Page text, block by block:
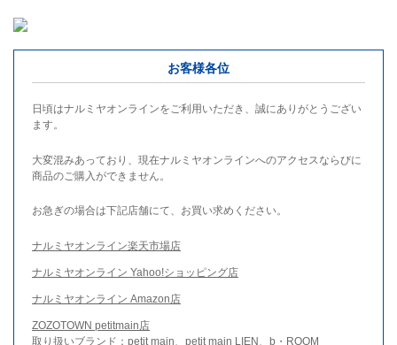
お客様各位
日頃はナルミヤオンラインをご利用いただき、誠にありがとうござい
ます。
大変混みあっており、現在ナルミヤオンラインへのアクセスならびに
商品のご購入ができません。
お急ぎの場合は下記店舗にて、お買い求めください。
ナルミヤオンライン楽天市場店
ナルミヤオンライン Yahoo!ショッピング店
ナルミヤオンライン Amazon店
ZOZOTOWN petitmain店
取り扱いブランド：petit main、petit main LIEN、b・ROOM